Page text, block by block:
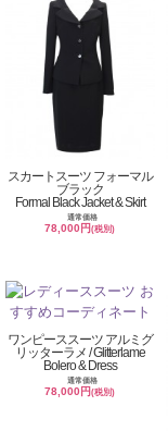
スカートスーツ フォーマル
ブラック
Formal Black Jacket & Skirt
通常価格
78,000円(税別)
ワンピーススーツ アルミグ
リッターラメ / Glitterlame
Bolero & Dress
通常価格
78,000円(税別)